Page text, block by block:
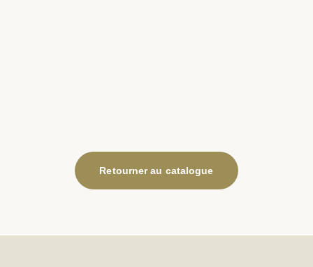
Retourner au catalogue